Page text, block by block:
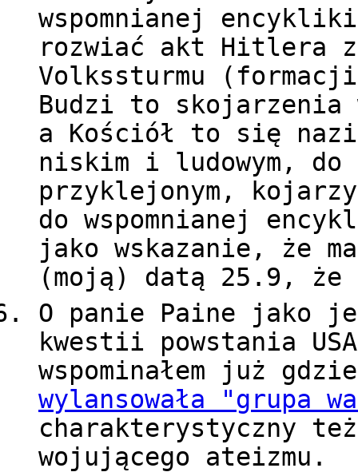
wspomnianej
rozwiać akt Hitlera
Volkssturmu
Budzi to skojarzenia
a Kościół to się
niskim i ludowym, do
przyklejonym,
do wspomnianej
jako wskazanie, że
(moją) datą 25.9, że
O panie Paine jako
kwestii powstania
wspominałem już
wylansowała "grupa
charakterystyczny
wojującego ateizmu.